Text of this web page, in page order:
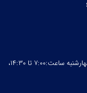
(اداری) روزهای شنبه تا چهارشنبه ساعت:۷:۰۰ تا ۱۴:۳۰،